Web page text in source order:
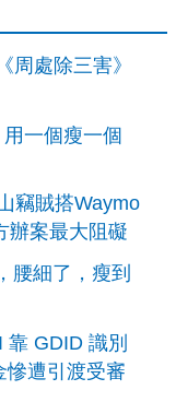
周處除三害》
一個瘦一個
竊賊搭Waymo
辦案最大阻礙
腰細了，瘦到
靠 GDID 識別
慘遭引渡受審